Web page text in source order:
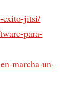
exito-jitsi/
para-
marcha-un-